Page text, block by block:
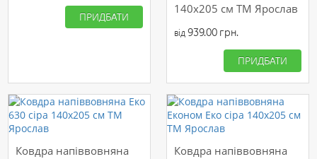
ПРИДБАТИ
140х205 см ТМ Ярослав
від939.00 грн.
ПРИДБАТИ
Ковдра напіввовняна
Ковдра напіввовняна